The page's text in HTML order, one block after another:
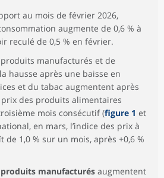
au mois de février 2026,
augmente de 0,6 % à
reculé de 0,5 % en février.
manufacturés et de
hausse après une baisse en
et du tabac augmentent après
des produits alimentaires
mois consécutif (figure 1 et
en mars, l’indice des prix à
de 1,0 % sur un mois, après +0,6 %
produits manufacturés augmentent